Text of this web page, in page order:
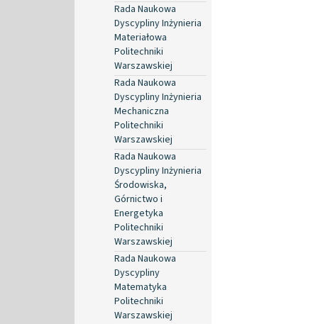
Rada Naukowa
Dyscypliny Inżynieria
Materiałowa
Politechniki
Warszawskiej
Rada Naukowa
Dyscypliny Inżynieria
Mechaniczna
Politechniki
Warszawskiej
Rada Naukowa
Dyscypliny Inżynieria
Środowiska,
Górnictwo i
Energetyka
Politechniki
Warszawskiej
Rada Naukowa
Dyscypliny
Matematyka
Politechniki
Warszawskiej